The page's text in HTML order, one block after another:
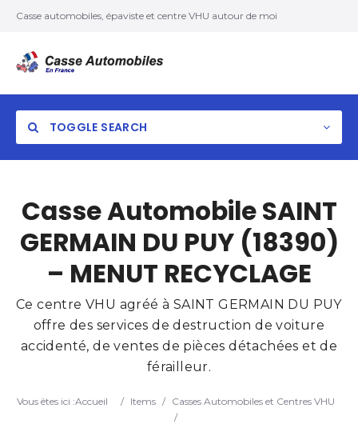
Casse automobiles, épaviste et centre VHU autour de moi
TOGGLE SEARCH
Casse Automobile SAINT
GERMAIN DU PUY (18390)
– MENUT RECYCLAGE
Ce centre VHU agréé à SAINT GERMAIN DU PUY
offre des services de destruction de voiture
accidenté, de ventes de pièces détachées et de
férailleur.
Vous êtes ici :Accueil / Items / Casses Automobiles et Centres VHU
/